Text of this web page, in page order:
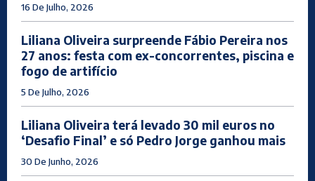
16 De Julho, 2026
Liliana Oliveira surpreende Fábio Pereira nos
27 anos: festa com ex-concorrentes, piscina e
fogo de artifício
5 De Julho, 2026
Liliana Oliveira terá levado 30 mil euros no
‘Desafio Final’ e só Pedro Jorge ganhou mais
30 De Junho, 2026